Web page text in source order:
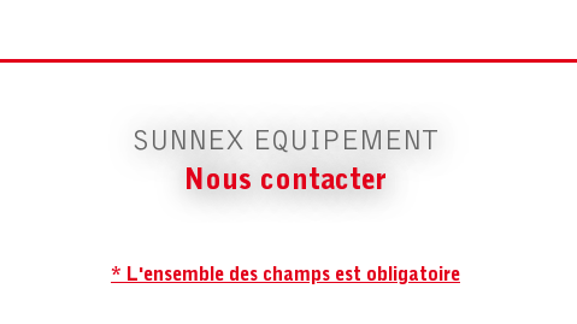
SUNNEX EQUIPEMENT
Nous contacter
* L'ensemble des champs est obligatoire